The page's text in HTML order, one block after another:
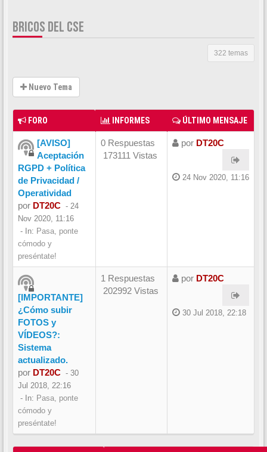
BRICOS DEL CSE
322 temas
Nuevo Tema
FORO INFORMES ÚLTIMO MENSAJE
[AVISO]
Aceptación
RGPD + Política
de Privacidad /
Operatividad
por DT20C - 24
Nov 2020, 11:16
- In: Pasa, ponte
cómodo y
preséntate!
0 Respuestas
173111 Vistas
por DT20C
24 Nov 2020, 11:16
[IMPORTANTE]
¿Cómo subir
FOTOS y
VÍDEOS?:
Sistema
actualizado.
por DT20C - 30
Jul 2018, 22:16
- In: Pasa, ponte
cómodo y
preséntate!
1 Respuestas
202992 Vistas
por DT20C
30 Jul 2018, 22:18